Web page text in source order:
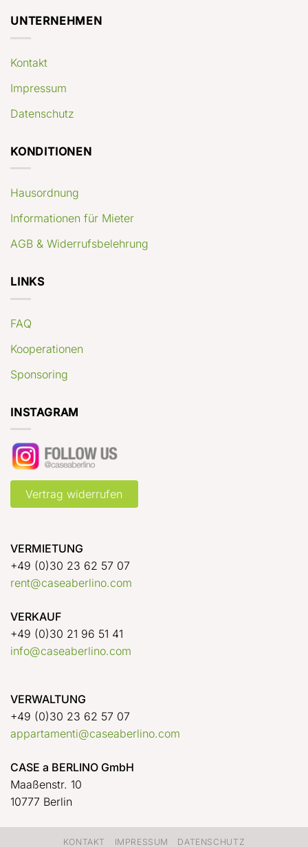
UNTERNEHMEN
Kontakt
Impressum
Datenschutz
KONDITIONEN
Hausordnung
Informationen für Mieter
AGB & Widerrufsbelehrung
LINKS
FAQ
Kooperationen
Sponsoring
INSTAGRAM
Vertrag widerrufen
VERMIETUNG
+49 (0)30 23 62 57 07
rent@caseaberlino.com
VERKAUF
+49 (0)30 21 96 51 41
info@caseaberlino.com
VERWALTUNG
+49 (0)30 23 62 57 07
appartamenti@caseaberlino.com
CASE a BERLINO GmbH
Maaßenstr. 10
10777 Berlin
KONTAKT IMPRESSUM DATENSCHUTZ